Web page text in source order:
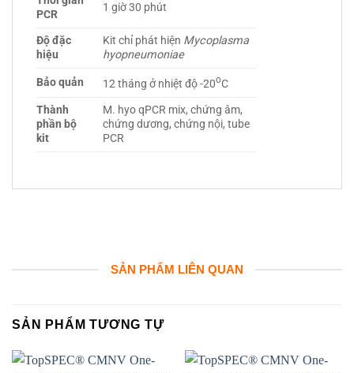
PCR
1 giờ 30 phút
Độ đặc
hiệu
Kit chỉ phát hiện Mycoplasma
hyopneumoniae
Bảo quản 12 tháng ở nhiệt độ -20oC
Thành
phần bộ
kit
M. hyo qPCR mix, chứng âm,
chứng dương, chứng nội, tube
PCR
SẢN PHẨM LIÊN QUAN
SẢN PHẨM TƯƠNG TỰ